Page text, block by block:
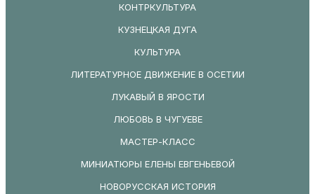
КОНТРКУЛЬТУРА
КУЗНЕЦКАЯ ДУГА
КУЛЬТУРА
ЛИТЕРАТУРНОЕ ДВИЖЕНИЕ В ОСЕТИИ
ЛУКАВЫЙ В ЯРОСТИ
ЛЮБОВЬ В ЧУГУЕВЕ
МАСТЕР-КЛАСС
МИНИАТЮРЫ ЕЛЕНЫ ЕВГЕНЬЕВОЙ
НОВОРУССКАЯ ИСТОРИЯ